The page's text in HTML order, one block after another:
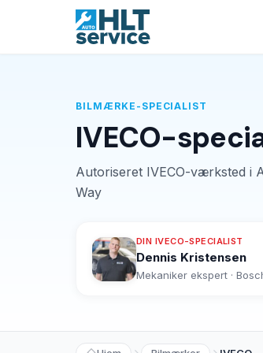
BILMÆRKE-SPECIALIST
IVECO-
Autoriseret IVECO-værksted i
Way
DIN IVECO-SPECIALIST
Dennis Kristensen
Mekaniker ekspert ·